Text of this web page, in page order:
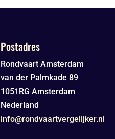
Postadres
Rondvaart Amsterdam
van der Palmkade 89
1051RG Amsterdam
Nederland
info@rondvaartvergelijker.nl